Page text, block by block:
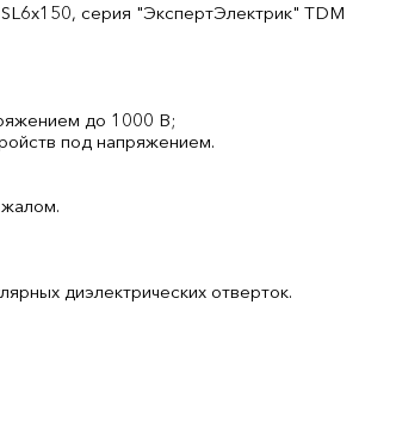
серия "ЭкспертЭлектрик" TDM
до 1000 В;
под напряжением.
диэлектрических отверток.